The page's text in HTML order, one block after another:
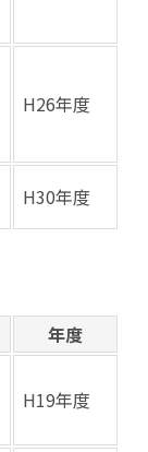
H26年度
H30年度
年度
H19年度